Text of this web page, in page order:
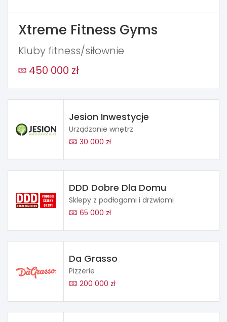
Xtreme Fitness Gyms
Kluby fitness/siłownie
450 000 zł
Jesion Inwestycje
Urządzanie wnętrz
30 000 zł
DDD Dobre Dla Domu
Sklepy z podłogami i drzwiami
65 000 zł
Da Grasso
Pizzerie
200 000 zł